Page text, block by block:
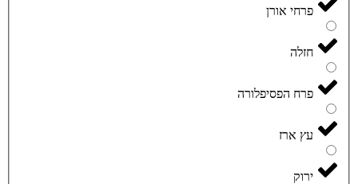
פרחי אורן
חזלה
פרח הפסיפלורה
עץ ארז
ירוק